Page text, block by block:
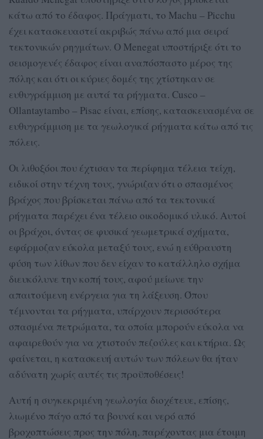
κάτω από το έδαφος. Πράγματι, το Machu – Picchu
έχει κατασκευαστεί ακριβώς πάνω από μια σειρά
τεκτονικών ρηγμάτων. Ο Menegat υποστήριξε ότι το
σεισμογενές έδαφος είναι αναπόσπαστο μέρος της
πόλης και ότι οι κύριες δομές της χτίστηκαν σε
ευθυγράμμιση με αυτά τα ρήγματα. Cusco –
Ollantaytambo – Pisac είναι, επίσης, κατασκευασμένα σε
ευθυγράμμιση με τα γεωλογικά ρήγματα κάτω από τις
πόλεις.
Οι λιθοξόοι που έχτισαν τα περίφημα τέλεια τείχη,
ειδικοί στην τέχνη τους, γνώριζαν ότι ο σπασμένος
βράχος που βρίσκεται πάνω από τα τεκτονικά
ρήγματα παρέχει ένα τέλειο οικοδομικό υλικό. Αυτοί
οι βράχοι, όντας σε φυσικά γεωμετρικά σχήματα,
εφάρμοζαν εύκολα μεταξύ τους, ενώ η εύθραυστη
φύση των λίθων που δεν είχαν το κατάλληλο σχήμα
διευκόλυνε την κοπή τους, αφού μείωνε την
απαιτούμενη ενέργεια για τη λάξευση. Όπου
τέμνονται τα ρήγματα, υπάρχουν περισσότερα
σπασμένα πετρώματα, τα οποία μπορούν εύκολα να
αφαιρεθούν για να χτιστούν πεζούλες και κτήρια. Ως
φαίνεται, η κατασκευή αυτών των πόλεων θα ήταν
αδύνατη χωρίς αυτές τις προϋποθέσεις!
Αυτή η συγκεκριμένη γεωλογία διοχέτευε, επίσης,
λιωμένο πάγο από τα βουνά και νερό από
βροχοπτώσεις προς την πόλη, παρέχοντας μια έτοιμη